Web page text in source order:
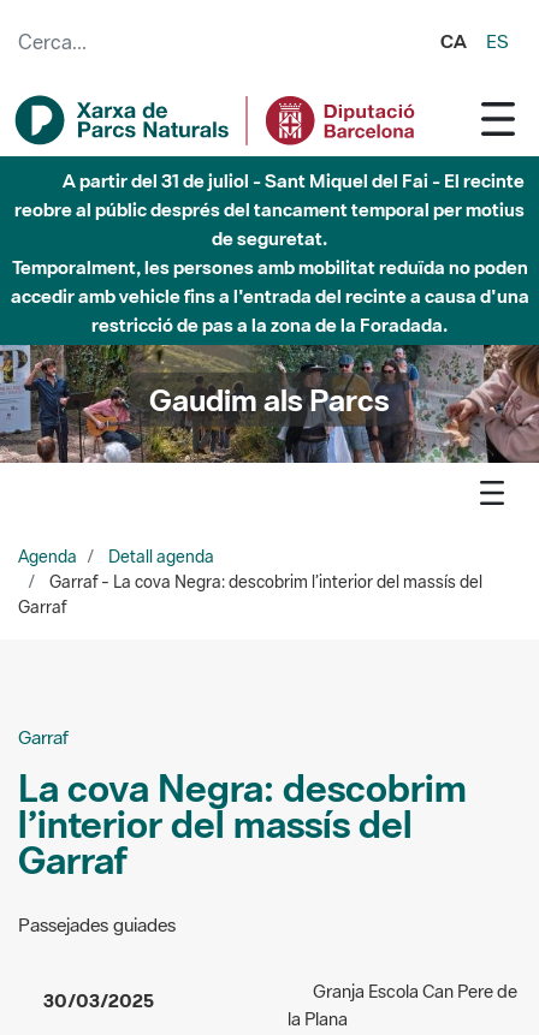
CA ES
Fins al desembre de 2026 - Parc Fluvial Besòs -
Afectacions a la llera del Parc Fluvial del Besòs degut a
obres de construcció d'una passera sobre el riu
Gaudim als Parcs
Agenda
Detall agenda
Garraf - La cova Negra: descobrim l’interior del massís del
l’interior del massís del
Garraf
Passejades guiades
30/03/2025
Accés:de pagament - Adults:
s/n.
Sant Pere de Ribes